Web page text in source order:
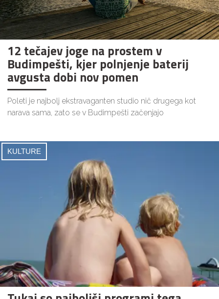
12 tečajev joge na prostem v
Budimpešti, kjer polnjenje baterij
avgusta dobi nov pomen
Poleti je najbolj ekstravaganten studio nič drugega kot
narava sama, zato se v Budimpešti začenjajo
KULTURE